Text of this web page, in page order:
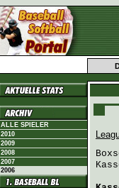
ALLE SPIELER
2010
2009
2008
2007
2006